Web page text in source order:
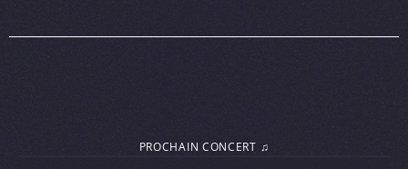
PROCHAIN CONCERT ♫